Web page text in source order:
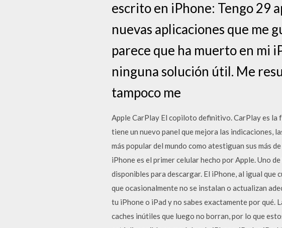
escrito en iPhone: Tengo 29
nuevas aplicaciones que me
parece que ha muerto en mi
ninguna solución útil. Me
tampoco me
Apple CarPlay El copiloto definitivo. CarPlay es la
tiene un nuevo panel que mejora las indicaciones,
más popular del mundo como atestiguan sus más
iPhone es el primer celular hecho por Apple. Uno
disponibles para descargar. El iPhone, al igual
que ocasionalmente no se instalan o actualizan
tu iPhone o iPad y no sabes exactamente por qué.
caches inútiles que luego no borran, por lo que